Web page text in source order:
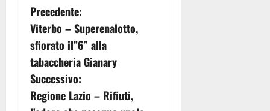
N
a
v
i
Precedente:
Viterbo – Superenalotto,
sfiorato il”6″ alla
tabaccheria Gianary
Successivo:
Regione Lazio – Rifiuti,